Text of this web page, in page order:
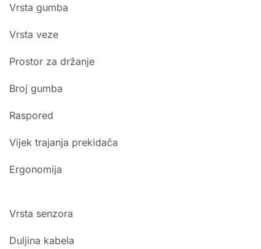
Vrsta gumba
Vrsta veze
Prostor za držanje
Broj gumba
Raspored
Vijek trajanja prekidača
Ergonomija
Vrsta senzora
Duljina kabela